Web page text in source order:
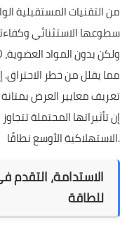
سطوعها الاستثنائي
مما يقلل من خطر الاحتراق.
إن تأثيراتها المحتملة
الاستهلاكية الأوسع نطاقًا.
الاستدامة، التقدم
للطاقة